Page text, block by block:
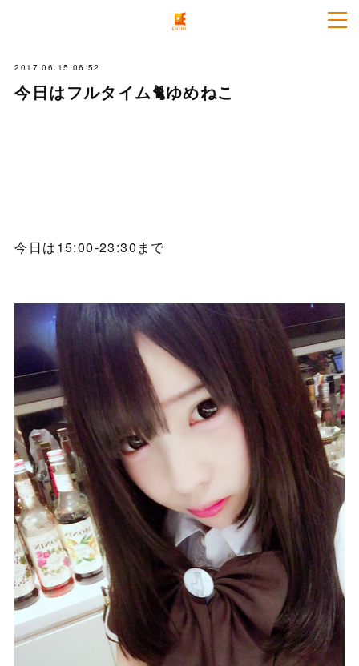
2017.06.15 06:52
今日はフルタイム🐈ゆめねこ
今日は15:00-23:30まで